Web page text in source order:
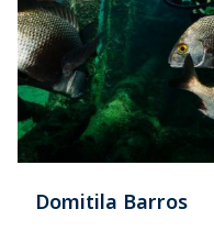
Domitila Barros